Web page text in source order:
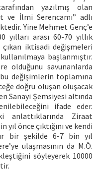
yazılmış olan
İlmi Serencamı” adlı
Yine Mehmet Genç’e
yılları arası 60-70 yıllık
iktisadi değişmeleri
başlanmıştır.
olduğunu savunanlarda
değişimlerin toplamına
doğru oluşan oluşacak
Sanayi Şemsiyesi altında
ifade eder.
Ziraat
önce çıktığını ve kendi
bir şekilde 6-7 bin yıl
ulaşmasının da M.Ö.
söyleyerek 10000